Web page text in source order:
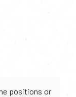
positions or